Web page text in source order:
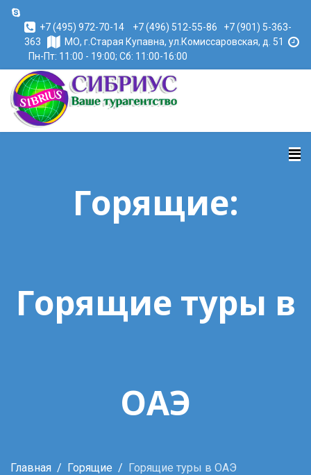
+7 (495) 972-70-14 +7 (496) 512-55-86
+7 (901) 5-363-
363
МО, г.Старая Купавна, ул.Комиссаровская, д. 51
Пн-Пт: 11:00 - 19:00; Сб: 11:00-16:00
Горящие:
Горящие туры в
ОАЭ
Главная Горящие Горящие туры в ОАЭ